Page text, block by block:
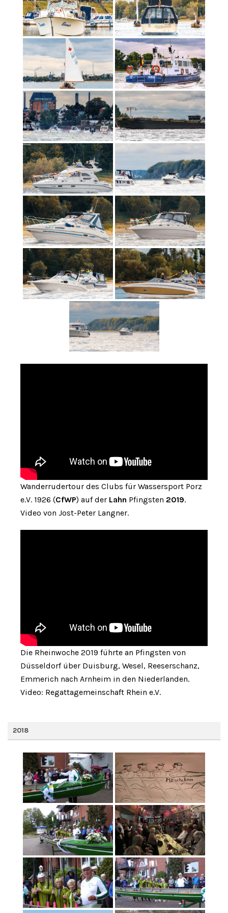
Wanderrudertour des Clubs für Wassersport Porz
e.V. 1926 (CfWP) auf der Lahn Pfingsten 2019.
Video von Jost-Peter Langner.
Die Rheinwoche 2019 führte an Pfingsten von
Düsseldorf über Duisburg, Wesel, Reeserschanz,
Emmerich nach Arnheim in den Niederlanden.
Video: Regattagemeinschaft Rhein e.V.
2018